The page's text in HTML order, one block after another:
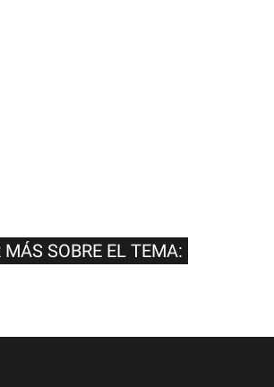
MÁS SOBRE EL TEMA: